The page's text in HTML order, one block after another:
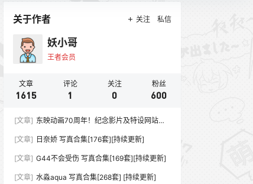
关于作者 关注 私信
妖小哥
王者会员
文章
1615
评论
1
关注
0
粉丝
600
[文章] 东映动画70周年！纪念影片及特设网站同
[文章] 日奈娇 写真合集[176套][持续更新]
[文章] G44不会受伤 写真合集[169套][持续更新]
[文章] 水淼aqua 写真合集[268套] [持续更新]